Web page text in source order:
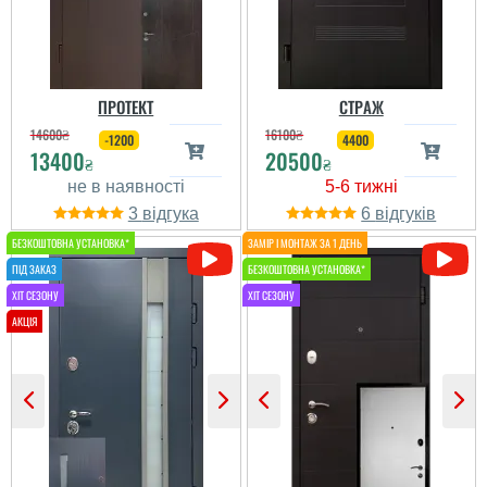
Вікторія
Мене дуже захопив
дизайн дверей та колір,
я ніде не бачила такого
виконання, чоловіку
сподобалась міцна
конструкція коробу та
можливості замовлення
утворилась корозія. І це
при тому, що зима була
тепла. Купували саме
цей варіант за порадою
майстрів з цього
магазину. Продавець
реагує на звернення,
читати всі відгуки
Світлана
Повезло отримати
останні двері, бо кажуть
ПРОТЕКТ
14600₴
13400₴
-1200
3
СТРАЖ
16100₴
20500₴
4400
6